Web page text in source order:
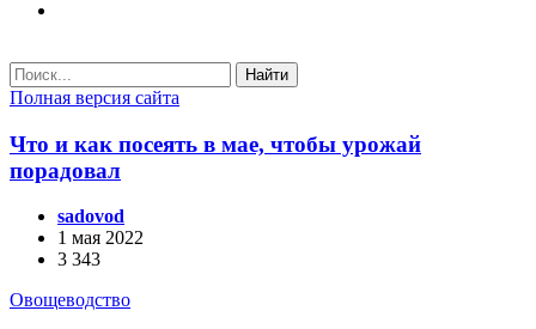
Найти
Полная версия сайта
Что и как посеять в мае, чтобы урожай
порадовал
sadovod
1 мая 2022
3 343
Овощеводство